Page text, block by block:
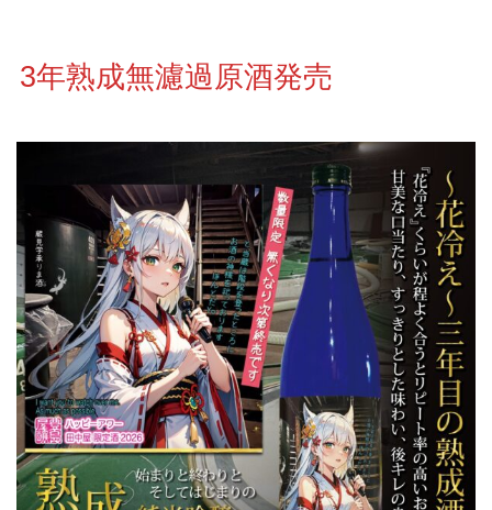
3年熟成無濾過原酒発売